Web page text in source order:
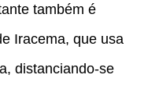
também é
Iracema, que usa
distanciando-se